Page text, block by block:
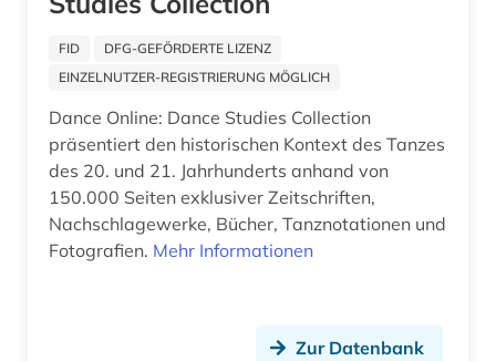
book of kells (1)
borgholm (1)
bornholm (1)
bosnien-herzegowina (2)
botanik (3)
brahms, johannes | komponist; pianist (1)
FID
DFG-GEFÖRDERTE LIZENZ
EINZELNUTZER-REGISTRIERUNG MÖGLICH
Dance Online: Dance Studies Collection
präsentiert den historischen Kontext des Tanzes
des 20. und 21. Jahrhunderts anhand von
150.000 Seiten exklusiver Zeitschriften,
Nachschlagewerke, Bücher, Tanznotationen und
Fotografien. Mehr Informationen
Zur Datenbank